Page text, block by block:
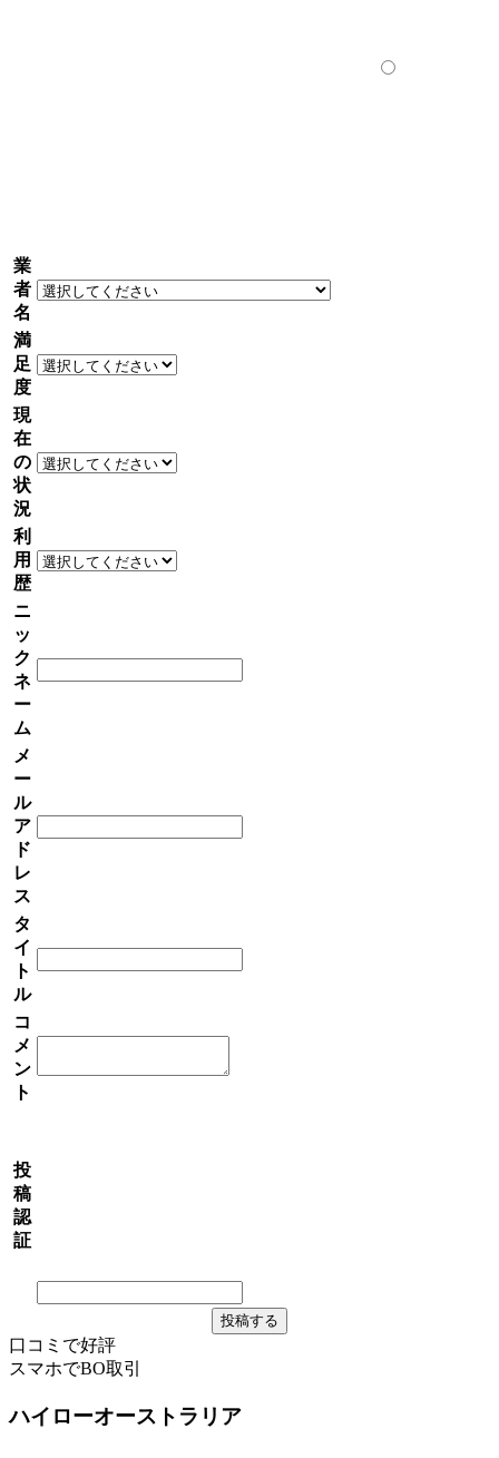
業
者
名
満
足
度
現
在
の
状
況
利
用
歴
ニ
ッ
ク
ネ
ー
ム
メ
ー
ル
ア
ド
レ
ス
タ
イ
ト
ル
コ
メ
ン
ト
投
稿
認
証
口コミで好評
スマホでBO取引
ハイローオーストラリア